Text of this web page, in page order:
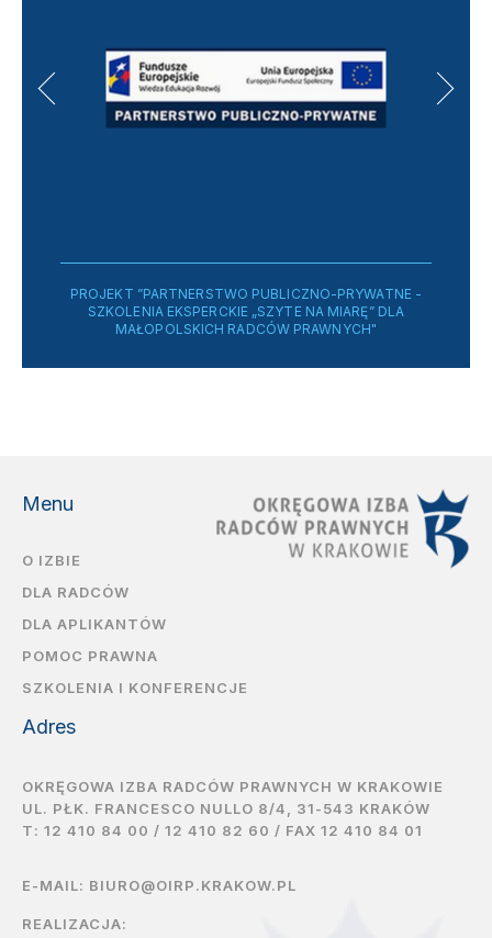
PROJEKT ”PARTNERSTWO PUBLICZNO-PRYWATNE -
SZKOLENIA EKSPERCKIE „SZYTE NA MIARĘ” DLA
MAŁOPOLSKICH RADCÓW PRAWNYCH"
Menu
O IZBIE
DLA RADCÓW
DLA APLIKANTÓW
POMOC PRAWNA
SZKOLENIA I KONFERENCJE
Adres
OKRĘGOWA IZBA RADCÓW PRAWNYCH W KRAKOWIE
UL. PŁK. FRANCESCO NULLO 8/4, 31-543 KRAKÓW
T: 12 410 84 00 / 12 410 82 60 / FAX 12 410 84 01
E-MAIL: BIURO@OIRP.KRAKOW.PL
REALIZACJA: